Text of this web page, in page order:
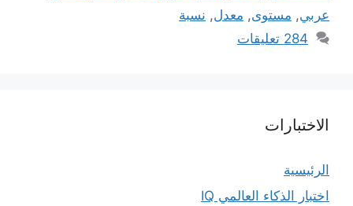
عربي, مستوى, معدل, نسبة
284 تعليقات
الاختبارات
الرئيسية
اختبار الذكاء العالمي IQ